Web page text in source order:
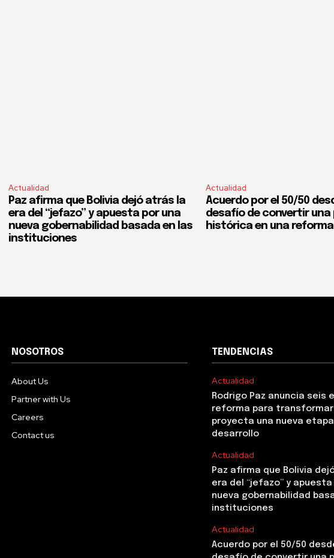
Actualidad
Paz afirma que Bolivia dejó atrás la
era del “jefazo” y apuesta por una
nueva gobernabilidad basada en las
instituciones
Actualidad
Acuerdo por el 50/50
desafío de convertir una
histórica en una reforma
NOSOTROS
About Us
Partner with Us
Careers
Contact us
TENDENCIAS
Actualidad
Rodrigo Paz anuncia seis
reforma para transformar
proyecta una nueva
desarrollo
Actualidad
Paz afirma que Bolivia
era del “jefazo” y apuesta
nueva gobernabilidad
instituciones
Actualidad
Acuerdo por el 50/50